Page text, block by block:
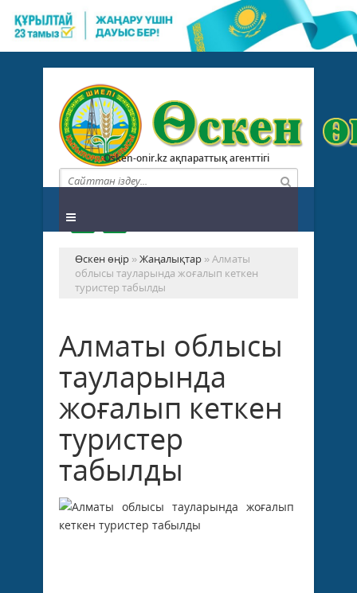
Osken-onir.kz ақпараттық агенттігі
Өскен өңір »Жаңалықтар » Алматы
облысы тауларында жоғалып кеткен
туристер табылды
Алматы облысы
тауларында
жоғалып кеткен
туристер
табылды